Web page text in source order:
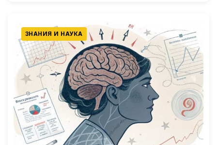
ЗНАНИЯ И НАУКА